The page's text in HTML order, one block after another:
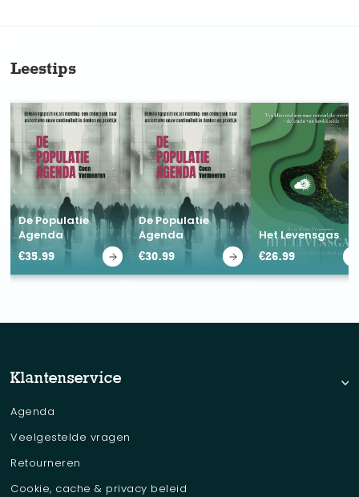
Leestips
De Populatie
Agenda
€35.99
De Populatie
Agenda
€30.99
Het Levensgas
€26.99
Klantenservice
Agenda
Veelgestelde vragen
Retourneren
Cookie, cache & privacy beleid